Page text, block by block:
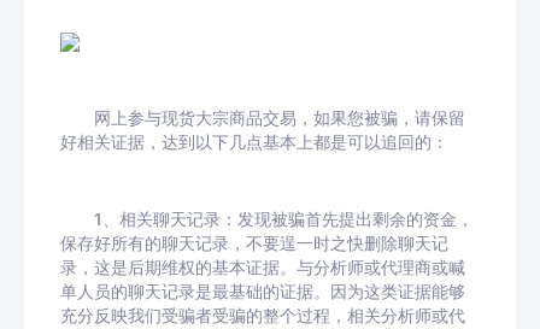
网上参与现货大宗商品交易，如果您被骗，请保留
好相关证据，达到以下几点基本上都是可以追回的：
1、相关聊天记录：发现被骗首先提出剩余的资金，
保存好所有的聊天记录，不要逞一时之快删除聊天记
录，这是后期维权的基本证据。与分析师或代理商或喊
单人员的聊天记录是最基础的证据。因为这类证据能够
充分反映我们受骗者受骗的整个过程，相关分析师或代